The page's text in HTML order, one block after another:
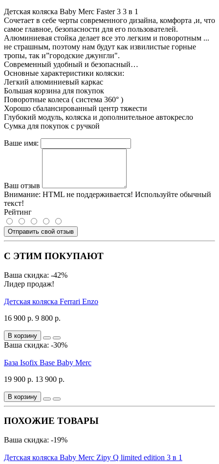
Детская коляска Baby Merc Faster 3 3 в 1
Сочетает в себе черты современного дизайна, комфорта ,и, что
самое главное, безопасности для его пользователей.
Алюминиевая стойка делает все это легким и поворотным ...
не страшным, поэтому нам будут как извилистые горные
тропы, так и”городские джунгли".
Современный удобный и безопасный…
Основные характеристики коляски:
Легкий алюминиевый каркас
Большая корзина для покупок
Поворотные колеса ( система 360° )
Хорошо сбалансированный центр тяжести
Глубокий модуль, коляска и дополнительное автокресло
Сумка для покупок с ручкой
Ваше имя:
Ваш отзыв
Внимание: HTML не поддерживается! Используйте обычный
текст!
Рейтинг
Отправить свой отзыв
С ЭТИМ ПОКУПАЮТ
Ваша скидка: -42%
Лидер продаж!
Детская коляска Ferrari Enzo
16 900 р. 9 800 р.
В корзину
Ваша скидка: -30%
База Isofix Base Baby Merc
19 900 р. 13 900 р.
В корзину
ПОХОЖИЕ ТОВАРЫ
Ваша скидка: -19%
Детская коляска Baby Merc Zipy Q limited edition 3 в 1